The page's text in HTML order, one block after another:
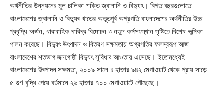
অর্থনীতির উন্নয়নের মূল চালিকা শক্তি জ্বালানি ও বিদ্যুৎ। বিগত বছরগুলোতে
বাংলাদেশের জ্বালানি ও বিদ্যুৎ খাতের অভূতপূর্ব অগ্রগতি বাংলাদেশের অর্থনীতির উচ্চ
প্রবৃদ্ধি অর্জন, ধারাবাহিক দারিদ্র বিমোচন ও নতুন কর্মসংস্থান সৃষ্টিতে বিশেষ ভূমিকা
পালন করেছে। বিদ্যুৎ উৎপাদন ও বিতরণ সক্ষমতায় অগ্রগতির ফলস্বরূপ আজ
বাংলাদেশের শতভাগ জনগোষ্ঠী বিদ্যুৎ সুবিধার আওতায় এসেছে। ইতোমধ্যেই
বাংলাদেশের উৎপাদন সক্ষমতা, ২০০৯ সালে ৪ হাজার ৯৪২ মেগাওয়াট থেকে প্রায় সাড়ে
৫ গুণ বৃদ্ধি পেয়ে বর্তমানে ২৬ হাজার ৭০০ মেগাওয়াটে পৌছেছে।